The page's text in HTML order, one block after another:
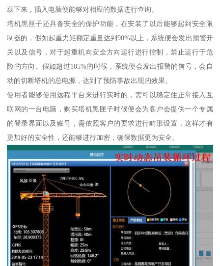
载下来，插入电脑便能够对相应的数据进行查询。
塔机黑匣子还具备安全的保护功能，在安装了以后能够起到安全限
制器的，假如起重力矩额定重量达到90%以上，系统便会发出预警开
关以及信号，对于起重机向安全方向运行进行控制，禁止运行于危
险的方向。假如超过105%的时候，系统便会发出报警的信号，会自
动的切断塔机的总电源，达到了预防事故出现的效果。
使用者能够使用远程平台来进行实时的，需可以稳定住正常接入互
联网的一台电脑，购买塔机黑匣子时候便会为客户会提供一个专属
的登录界面以及账号，需依照客户的要求进行畸形设置，这样才有
更加好的安全性，还能够进行加密，确保数据更为安全。